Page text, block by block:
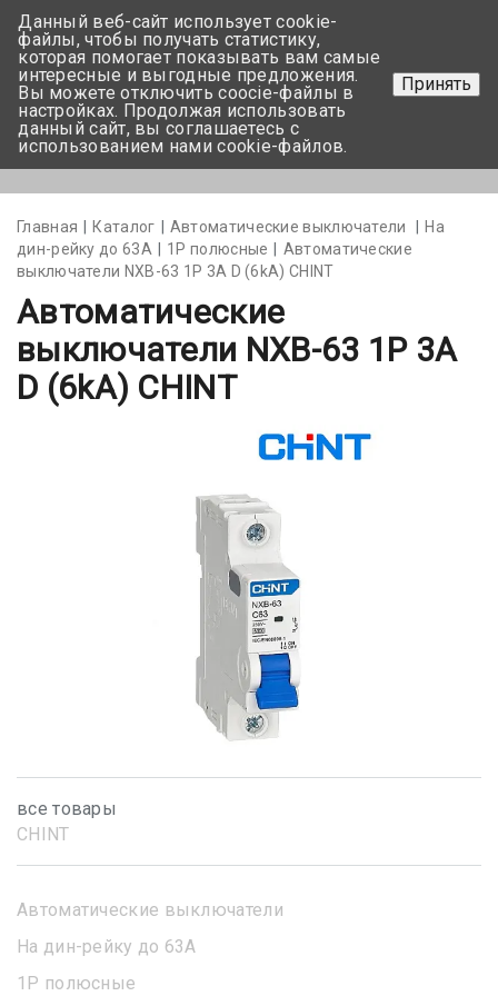
+375 17-350-99-56
+375 44-752-82-08
Задать вопрос
Главная Каталог Автоматические выключатели
На
дин-рейку до 63А
1Р полюсные
Автоматические
выключатели NXB-63 1P 3A D (6kA) CHINT
Автоматические
выключатели NXB-63 1P 3A
D (6kA) CHINT
все товары
CHINT
Автоматические выключатели
На дин-рейку до 63А
1Р полюсные
Данный веб-сайт использует cookie-
файлы, чтобы получать статистику,
которая помогает показывать вам самые
интересные и выгодные предложения.
Вы можете отключить coocie-файлы в
настройках. Продолжая использовать
данный сайт, вы соглашаетесь с
использованием нами cookie-файлов.
Принять